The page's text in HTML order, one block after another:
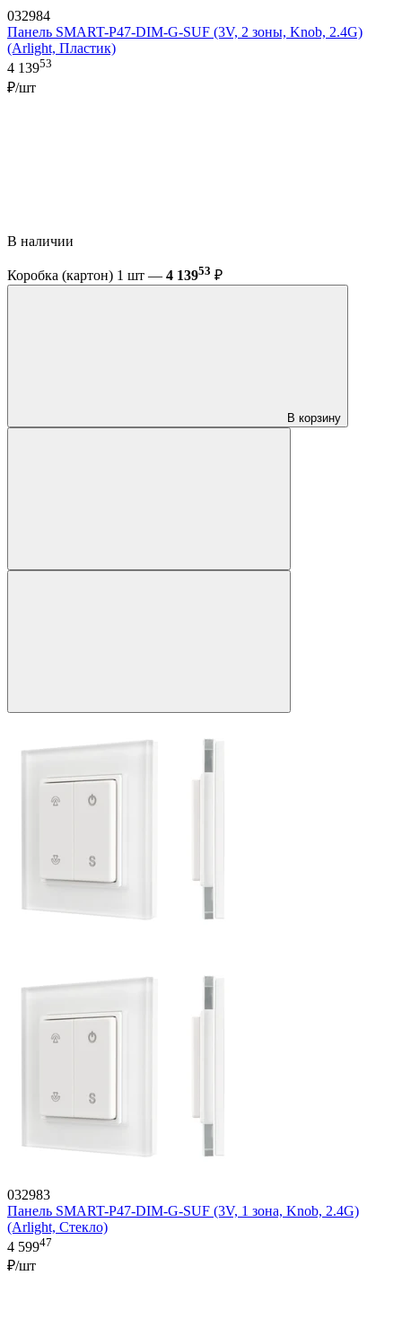
032984
Панель SMART-P47-DIM-G-SUF (3V, 2 зоны, Knob, 2.4G)
(Arlight, Пластик)
4 13953
₽/шт
В наличии
Коробка (картон) 1 шт — 4 13953 ₽
В корзину
032983
Панель SMART-P47-DIM-G-SUF (3V, 1 зона, Knob, 2.4G)
(Arlight, Стекло)
4 59947
₽/шт